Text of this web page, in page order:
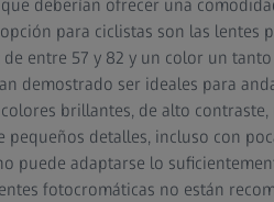
deberían ofrecer una
para ciclistas son las lentes
de entre 57 y 82 y un color un
demostrado ser ideales para
brillantes, de alto
detalles, incluso con
puede adaptarse lo
fotocromáticas no están